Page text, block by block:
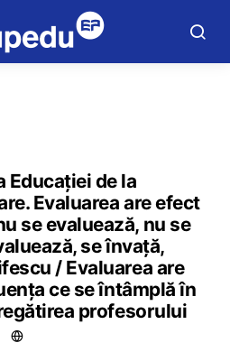
Educației de la
Evaluarea are efect
se evaluează, nu se
se învață,
/ Evaluarea are
ce se întâmplă în
profesorului